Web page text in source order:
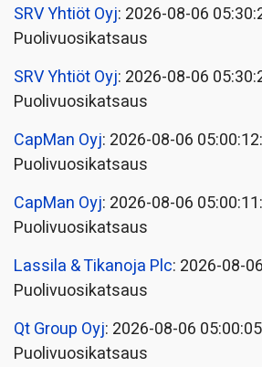
SRV Yhtiöt Oyj: 2026-08-06
Puolivuosikatsaus
SRV Yhtiöt Oyj: 2026-08-06
Puolivuosikatsaus
CapMan Oyj: 2026-08-06 05:00:12:
Puolivuosikatsaus
CapMan Oyj: 2026-08-06 05:00:11:
Puolivuosikatsaus
Lassila & Tikanoja Plc: 2026-08-
Puolivuosikatsaus
Qt Group Oyj: 2026-08-06
Puolivuosikatsaus